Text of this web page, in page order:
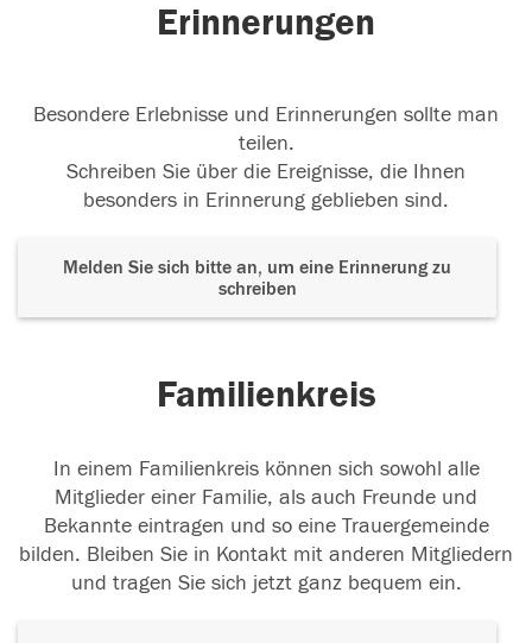
Erinnerungen
Besondere Erlebnisse und Erinnerungen sollte man
teilen.
Schreiben Sie über die Ereignisse, die Ihnen
besonders in Erinnerung geblieben sind.
Melden Sie sich bitte an, um eine Erinnerung zu
schreiben
Familienkreis
In einem Familienkreis können sich sowohl alle
Mitglieder einer Familie, als auch Freunde und
Bekannte eintragen und so eine Trauergemeinde
bilden. Bleiben Sie in Kontakt mit anderen Mitgliedern
und tragen Sie sich jetzt ganz bequem ein.